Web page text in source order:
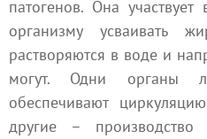
патогенов. Она
организму
растворяются в воде и
могут. Одни органы
обеспечивают
другие –